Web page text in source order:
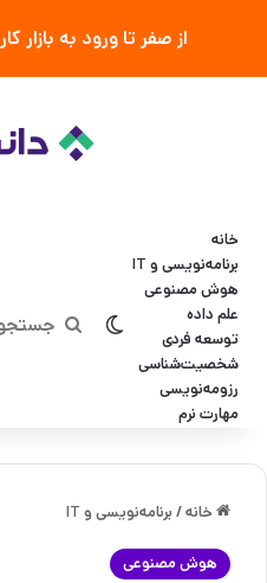
از صفر تا ورود به بازار کار
خانه
برنامه‌نویسی و IT
هوش مصنوعی
علم داده
توسعه فردی
شخصیت‌شناسی
رزومه‌نویسی
مهارت نرم
تغییر پوسته
جستجو
خانه/ برنامه‌نویسی و IT
هوش مصنوعی